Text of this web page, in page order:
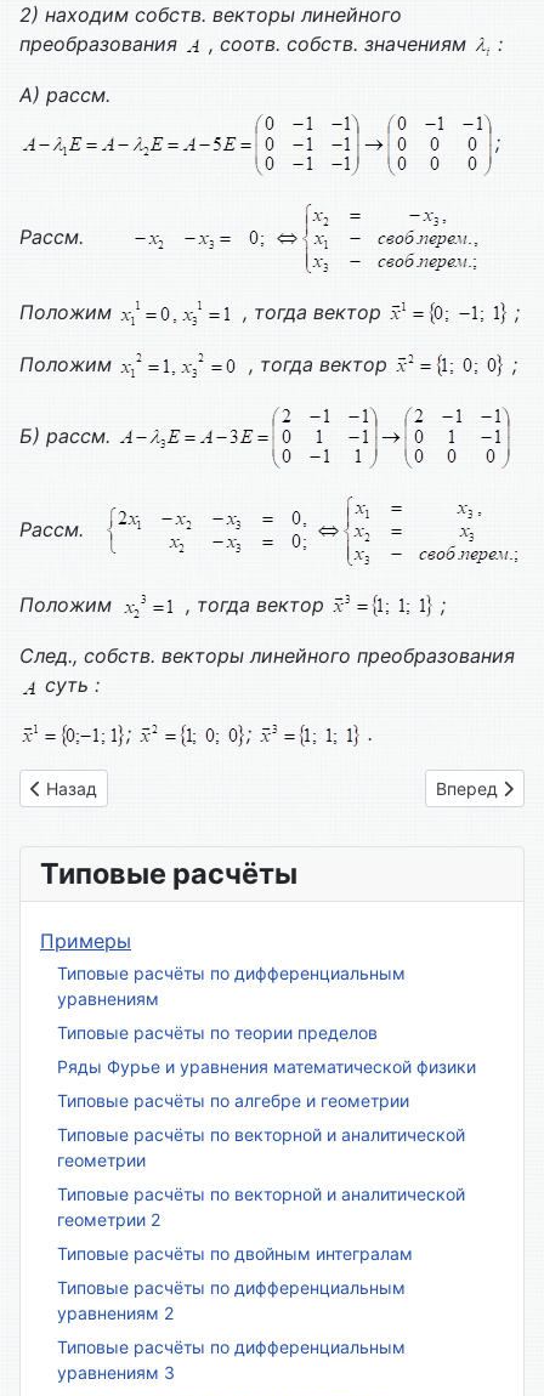
2) находим собств. векторы линейного
преобразования
, соотв. собств. значениям :
А) рассм.
;
Рассм.
Положим , тогда вектор ;
Положим , тогда вектор ;
Б) рассм.
Рассм.
Положим , тогда вектор ;
След., собств. векторы линейного преобразования
суть :
;
; .
Предыдущий: Вариант № 14
Назад Следующий:
Вперед
Типовые расчёты
Примеры
Типовые расчёты по дифференциальным
уравнениям
Типовые расчёты по теории пределов
Ряды Фурье и уравнения математической физики
Типовые расчёты по алгебре и геометрии
Типовые расчёты по векторной и аналитической
геометрии
Типовые расчёты по векторной и аналитической
геометрии 2
Типовые расчёты по двойным интегралам
Типовые расчёты по дифференциальным
уравнениям 2
Типовые расчёты по дифференциальным
уравнениям 3